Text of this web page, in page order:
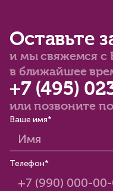
Оставьте
и мы свяжемся с
в ближайшее
+7 (495)
или позвоните
Ваше имя*
Телефон*